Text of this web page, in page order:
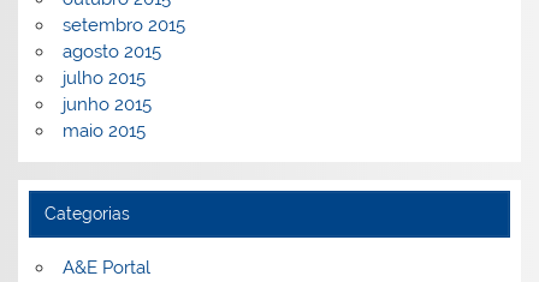
setembro 2015
agosto 2015
julho 2015
junho 2015
maio 2015
Categorias
A&E Portal